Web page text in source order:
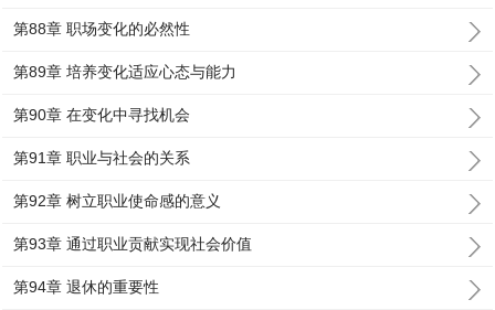
第88章 职场变化的必然性
第89章 培养变化适应心态与能力
第90章 在变化中寻找机会
第91章 职业与社会的关系
第92章 树立职业使命感的意义
第93章 通过职业贡献实现社会价值
第94章 退休的重要性